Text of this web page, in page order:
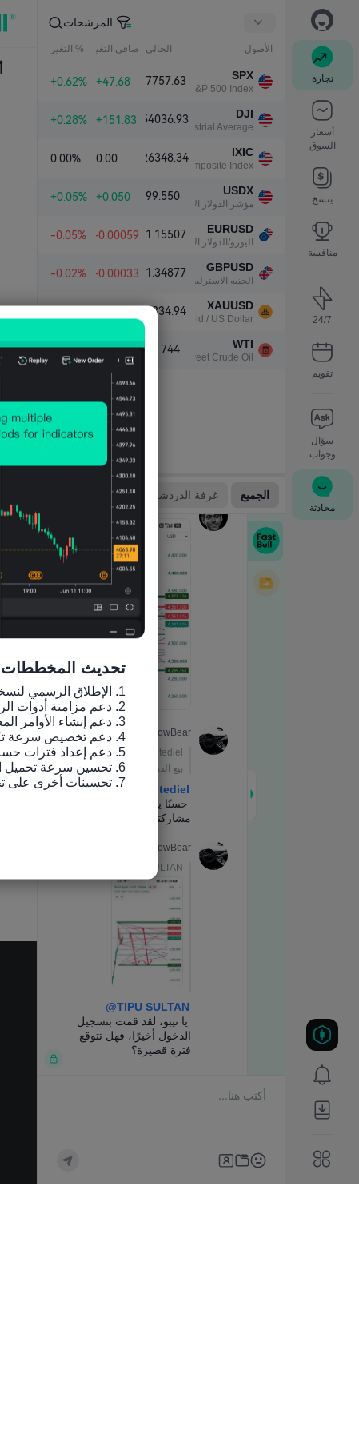
تجارة
أسعار
السوق
ينسخ
منافسة
24/7
تقويم
سؤال
وجواب
محادثة
المرشحات
الأصول الحالي صافي التغير % التغير
SPX
S&P 500 Index
7757.63
+47.68
+0.62%
DJI
Dow Jones Industrial Average
54036.93
+151.83
+0.28%
IXIC
NASDAQ Composite Index
26348.34
0.00
0.00%
USDX
مؤشر الدولار الأمريكي
99.550
+0.050
+0.05%
EURUSD
اليورو/الدولار الأمريكي
1.15507
-0.00059
-0.05%
GBPUSD
الجنيه الاسترليني/الدولار الأمريكي
1.34877
-0.00033
-0.02%
XAUUSD
Gold / US Dollar
4334.94
WTI
Light Sweet Crude Oil
77.744
+1.405
+1.84%
تحديث المخططات
7. تحسينات أخرى على تجربة الاستخدام وإصلاح الأخطاء